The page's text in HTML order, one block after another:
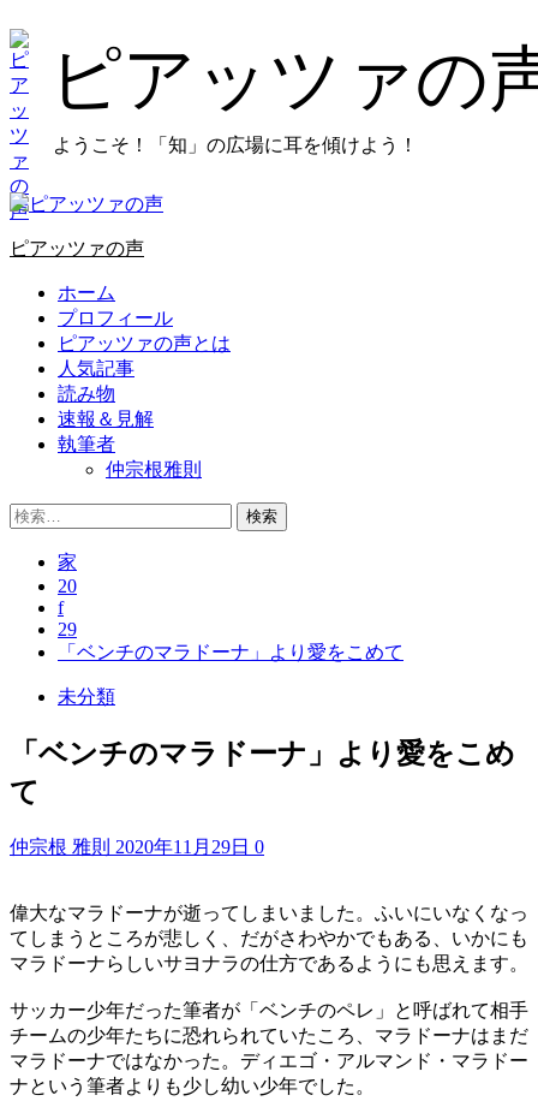
ン
テ
ン
ツ
に
ス
キ
ッ
プ
ピアッツァの
ようこそ！「知」の広場に耳を傾けよう！
プ
イ
ピアッツァの声
ホーム
プロフィール
ピアッツァの声とは
人気記事
読み物
速報＆見解
執筆者
仲宗根雅則
検
家
20
f
29
「ベンチのマラドーナ」より愛をこめて
未分類
「ベンチのマラドーナ」より愛をこめ
て
仲宗根 雅則 2020年11月29日 0
偉大なマラドーナが逝ってしまいました。ふいにいなくなっ
てしまうところが悲しく、だがさわやかでもある、いかにも
マラドーナらしいサヨナラの仕方であるようにも思えます。
サッカー少年だった筆者が「ベンチのペレ」と呼ばれて相手
チームの少年たちに恐れられていたころ、マラドーナはまだ
マラドーナではなかった。ディエゴ・アルマンド・マラドー
ナという筆者よりも少し幼い少年でした。